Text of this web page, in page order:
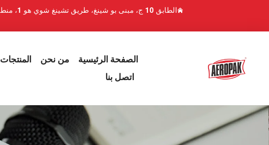
الطابق 10 ج، مبنى بو شينغ، طريق تشينغ شوي هو 1، منطقة لوهو، شنتشن، الصين
الصفحة الرئيسية من نحن المنتجات
اتصل بنا